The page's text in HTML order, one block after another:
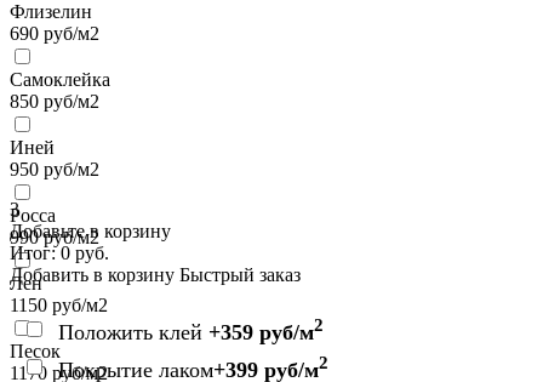
Флизелин
690 руб/м2
Самоклейка
850 руб/м2
Иней
950 руб/м2
Росса
990руб/м2
Лен
1150 руб/м2
Песок
1170 руб/м2
3
Добавьте в корзину
Итог:0 руб.
Добавить в корзину Быстрый заказ
Положить клей +359 руб/м2
Покрытие лаком+399 руб/м2